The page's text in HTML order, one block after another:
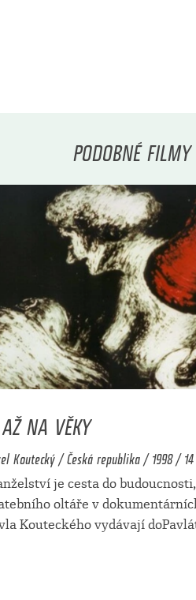
PODOBNÉ FILMY
NA VĚKY
Koutecký / Česká republika / 1998 /
je cesta do
oltáře v
Kouteckého vydávají